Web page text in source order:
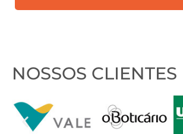
contato?
NOSSOS CLIENTES